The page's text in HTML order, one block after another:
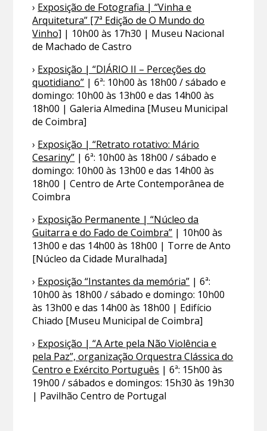
› Exposição de Fotografia | “Vinha e
Arquitetura” [7ª Edição de O Mundo do
Vinho] | 10h00 às 17h30 | Museu Nacional
de Machado de Castro
› Exposição | “DIÁRIO II – Perceções do
quotidiano” | 6ª: 10h00 às 18h00 / sábado e
domingo: 10h00 às 13h00 e das 14h00 às
18h00 | Galeria Almedina [Museu Municipal
de Coimbra]
› Exposição | “Retrato rotativo: Mário
Cesariny” | 6ª: 10h00 às 18h00 / sábado e
domingo: 10h00 às 13h00 e das 14h00 às
18h00 | Centro de Arte Contemporânea de
Coimbra
› Exposição Permanente | “Núcleo da
Guitarra e do Fado de Coimbra” | 10h00 às
13h00 e das 14h00 às 18h00 | Torre de Anto
[Núcleo da Cidade Muralhada]
› Exposição “Instantes da memória” | 6ª:
10h00 às 18h00 / sábado e domingo: 10h00
às 13h00 e das 14h00 às 18h00 | Edifício
Chiado [Museu Municipal de Coimbra]
› Exposição | “A Arte pela Não Violência e
pela Paz”, organização Orquestra Clássica do
Centro e Exército Português | 6ª: 15h00 às
19h00 / sábados e domingos: 15h30 às 19h30
| Pavilhão Centro de Portugal